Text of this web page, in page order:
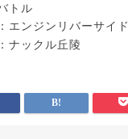
トル
エンジンリバーサイド
ナックル丘陵